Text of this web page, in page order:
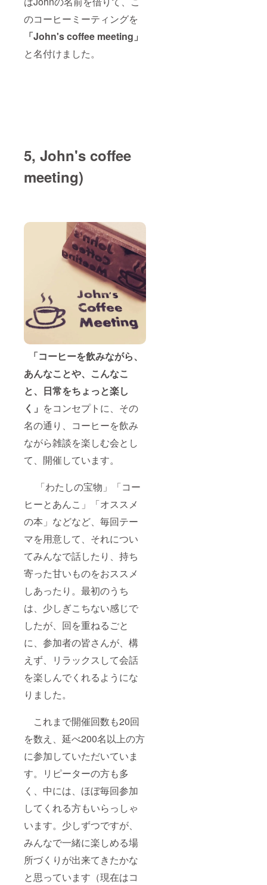
のコーヒーミーティングを
「John's coffee meeting」
と名付けました。
5, John's coffee
meeting)
「コーヒーを飲みながら、
あんなことや、こんなこ
と、日常をちょっと楽し
く」 をコンセプトに、その
名の通り、コーヒーを飲み
ながら雑談を楽しむ会とし
て、開催しています。
「わたしの宝物」「コー
ヒーとあんこ」「オススメ
の本」などなど、毎回テー
マを用意して、それについ
てみんなで話したり、持ち
寄った甘いものをおススメ
しあったり。最初のうち
は、少しぎこちない感じで
したが、回を重ねるごと
に、参加者の皆さんが、構
えず、リラックスして会話
を楽しんでくれるようにな
りました。
これまで開催回数も20回
を数え、延べ200名以上の方
に参加していただいていま
す。リピーターの方も多
く、中には、ほぼ毎回参加
してくれる方もいらっしゃ
います。少しずつですが、
みんなで一緒に楽しめる場
所づくりが出来てきたかな
と思っています（現在はコ